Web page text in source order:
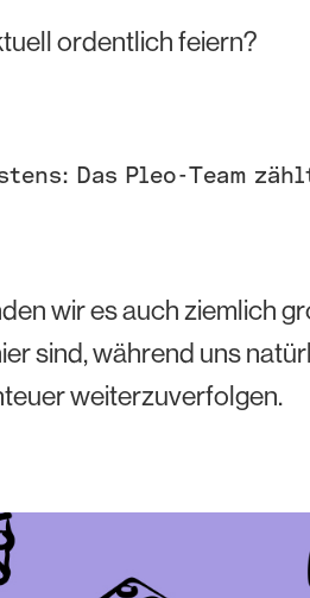
ordentlich feiern?
Das Pleo-Team
wir es auch ziemlich
sind, während uns
weiterzuverfolgen.